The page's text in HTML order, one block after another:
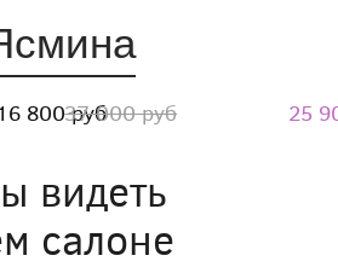
800 руб
37 000 руб 25
видеть
салоне